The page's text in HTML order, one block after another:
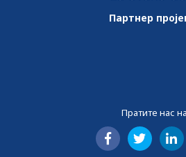
Партнер
Пратите нас